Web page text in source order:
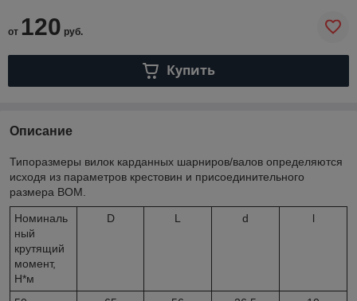
от 120 руб.
Купить
Описание
Типоразмеры вилок карданных шарниров/валов определяются
исходя из параметров крестовин и присоединительного
размера ВОМ.
Номиналь
ный
крутящий
момент,
Н*м
D L d l